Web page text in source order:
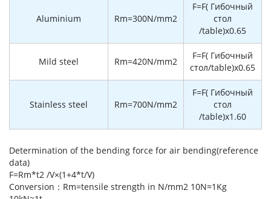
Aluminium Rm=300N/mm2
F=F( Гибочный
стол
/table)x0.65
Mild steel Rm=420N/mm2
F=F( Гибочный
стол/table)x0.65
Stainless steel Rm=700N/mm2
F=F( Гибочный
стол
/table)x1.60
Determination of the bending force for air bending(reference
data)
F=Rm*t2 /V×(1+4*t/V)
Conversion：Rm=tensile strength in N/mm2 10N≈1Kg